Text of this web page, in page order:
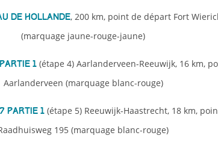
de Hollande, 200 km, point de départ Fort
(marquage jaune-rouge-jaune)
1(étape 4) Aarlanderveen-Reeuwijk, 16 km,
Aarlanderveen (marquage blanc-rouge)
partie 1(étape 5) Reeuwijk-Haastrecht, 18 km,
195 (marquage blanc-rouge)